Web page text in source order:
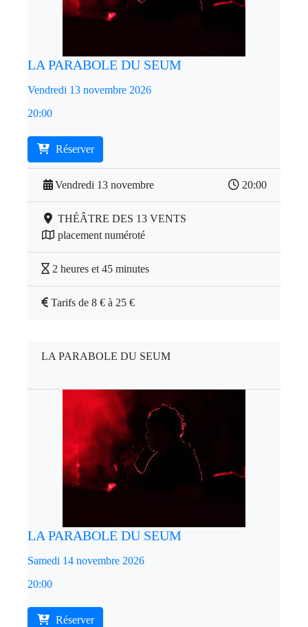
LA PARABOLE DU SEUM
Vendredi 13 novembre 2026
20:00
Réserver
Vendredi 13 novembre 20:00
THÉÂTRE DES 13 VENTS
placement numéroté
2 heures et 45 minutes
Tarifs de 8 € à 25 €
LA PARABOLE DU SEUM
LA PARABOLE DU SEUM
Samedi 14 novembre 2026
20:00
Réserver